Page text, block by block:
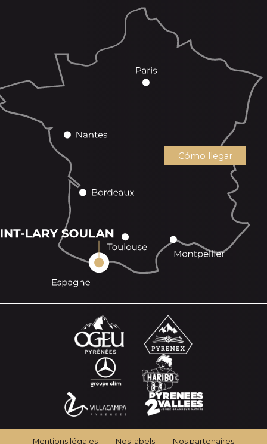
Cómo llegar
Mentions légales Nos labels Nos partenaires